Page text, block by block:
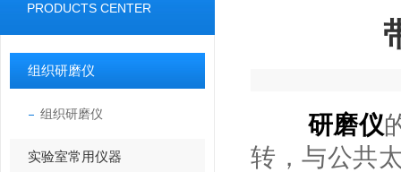
PRODUCTS CENTER
组织研磨仪
组织研磨仪
实验室常用仪器
研磨仪
转，与公共